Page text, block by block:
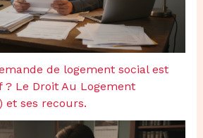
de logement social est
? Le Droit Au Logement
et ses recours.